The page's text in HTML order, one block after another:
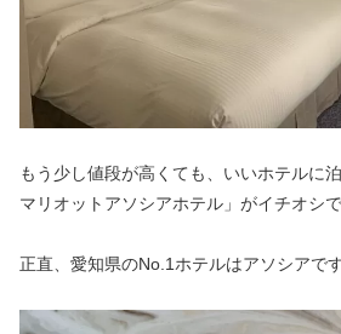
もう少し値段が高くても、いいホテルに
マリオットアソシアホテル」がイチオシで
正直、愛知県のNo.1ホテルはアソシアです